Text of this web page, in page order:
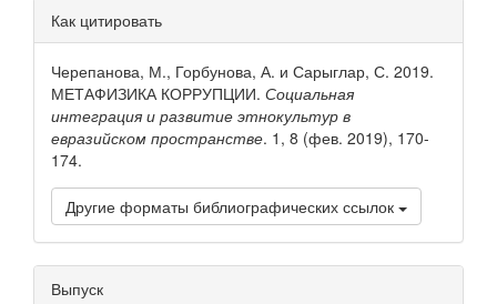
Детали
статьи
Как цитировать
Черепанова, М., Горбунова, А. и Сарыглар, С. 2019.
МЕТАФИЗИКА КОРРУПЦИИ. Социальная
интеграция и развитие этнокультур в
евразийском пространстве. 1, 8 (фев. 2019), 170-
174.
Другие форматы библиографических ссылок
Выпуск